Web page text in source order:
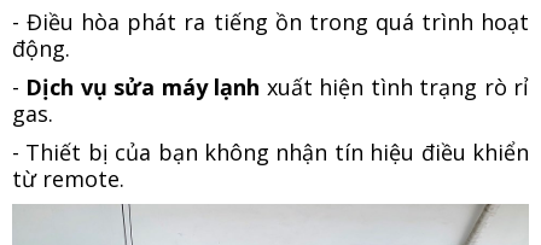
- Điều hòa phát ra tiếng ồn trong quá trình hoạt
động.
- Dịch vụ sửa máy lạnh xuất hiện tình trạng rò rỉ
gas.
- Thiết bị của bạn không nhận tín hiệu điều khiển
từ remote.